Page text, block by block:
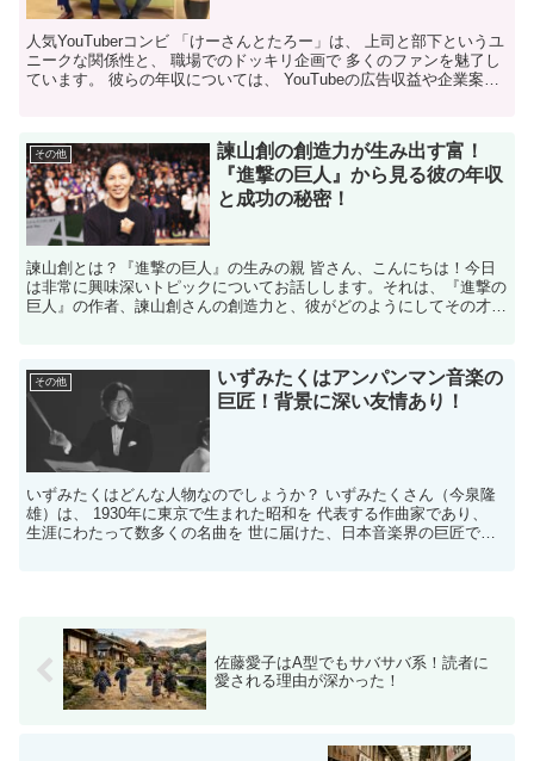
人気YouTuberコンビ 「けーさんとたろー」は、 上司と部下というユ
ニークな関係性と、 職場でのドッキリ企画で 多くのファンを魅了し
ています。 彼らの年収については、 YouTubeの広告収益や企業案
その他
諫山創の創造力が生み出す富！
『進撃の巨人』から見る彼の年収
と成功の秘密！
諫山創とは？『進撃の巨人』の生みの親 皆さん、こんにちは！今日
は非常に興味深いトピックについてお話しします。それは、『進撃の
巨人』の作者、諫山創さんの創造力と、彼がどのようにしてその才能
その他
いずみたくはアンパンマン音楽の
巨匠！背景に深い友情あり！
いずみたくはどんな人物なのでしょうか？ いずみたくさん（今泉隆
雄）は、 1930年に東京で生まれた昭和を 代表する作曲家であり、
生涯にわたって数多くの名曲を 世に届けた、日本音楽界の巨匠で
佐藤愛子はA型でもサバサバ系！読者に
愛される理由が深かった！